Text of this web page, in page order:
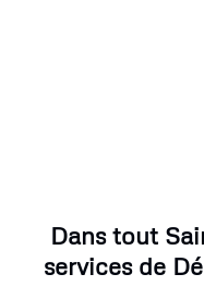
Dans tout
services de